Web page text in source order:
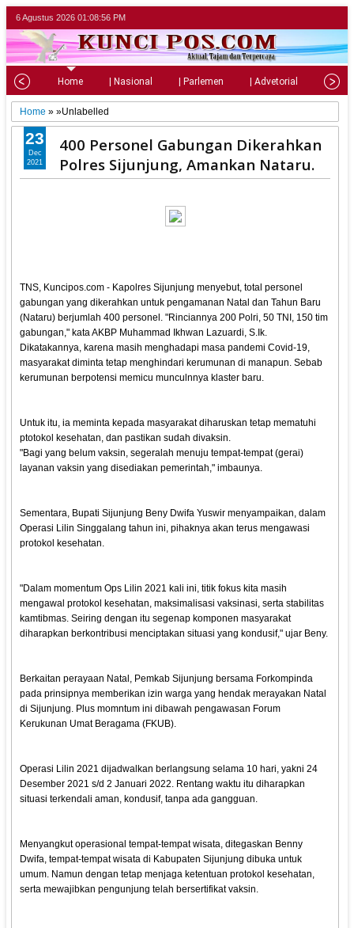
6 Agustus 2026 01:08:58 PM
Home | Nasional | Parlemen | Advetorial |
Home » »Unlabelled
400 Personel Gabungan Dikerahkan
Polres Sijunjung, Amankan Nataru.
TNS, Kuncipos.com - Kapolres Sijunjung menyebut, total personel
gabungan yang dikerahkan untuk pengamanan Natal dan Tahun Baru
(Nataru) berjumlah 400 personel. "Rinciannya 200 Polri, 50 TNI, 150 tim
gabungan," kata AKBP Muhammad Ikhwan Lazuardi, S.Ik.
Dikatakannya, karena masih menghadapi masa pandemi Covid-19,
masyarakat diminta tetap menghindari kerumunan di manapun. Sebab
kerumunan berpotensi memicu munculnnya klaster baru.
Untuk itu, ia meminta kepada masyarakat diharuskan tetap mematuhi
ptotokol kesehatan, dan pastikan sudah divaksin.
"Bagi yang belum vaksin, segeralah menuju tempat-tempat (gerai)
layanan vaksin yang disediakan pemerintah," imbaunya.
Sementara, Bupati Sijunjung Beny Dwifa Yuswir menyampaikan, dalam
Operasi Lilin Singgalang tahun ini, pihaknya akan terus mengawasi
protokol kesehatan.
"Dalam momentum Ops Lilin 2021 kali ini, titik fokus kita masih
mengawal protokol kesehatan, maksimalisasi vaksinasi, serta stabilitas
kamtibmas. Seiring dengan itu segenap komponen masyarakat
diharapkan berkontribusi menciptakan situasi yang kondusif," ujar Beny.
Berkaitan perayaan Natal, Pemkab Sijunjung bersama Forkompinda
pada prinsipnya memberikan izin warga yang hendak merayakan Natal
di Sijunjung. Plus momntum ini dibawah pengawasan Forum
Kerukunan Umat Beragama (FKUB).
Operasi Lilin 2021 dijadwalkan berlangsung selama 10 hari, yakni 24
Desember 2021 s/d 2 Januari 2022. Rentang waktu itu diharapkan
situasi terkendali aman, kondusif, tanpa ada gangguan.
Menyangkut operasional tempat-tempat wisata, ditegaskan Benny
Dwifa, tempat-tempat wisata di Kabupaten Sijunjung dibuka untuk
umum. Namun dengan tetap menjaga ketentuan protokol kesehatan,
serta mewajibkan pengunjung telah bersertifikat vaksin.
23
Dec
2021